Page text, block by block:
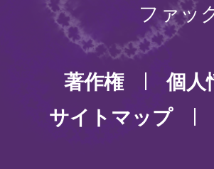
ファッ
著作権
個人
サイトマップ